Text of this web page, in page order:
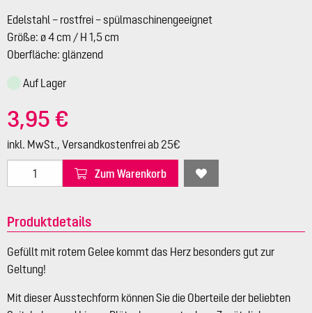
Edelstahl – rostfrei – spülmaschinengeeignet
Größe: ø 4 cm / H 1,5 cm
Oberfläche: glänzend
Auf Lager
3,95 €
inkl. MwSt., Versandkostenfrei ab 25€
Zum Warenkorb
Produktdetails
Gefüllt mit rotem Gelee kommt das Herz besonders gut zur
Geltung!
Mit dieser Ausstechform können Sie die Oberteile der beliebten